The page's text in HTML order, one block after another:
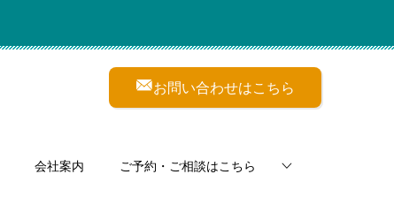
お問い合わせはこちら
会社案内 ご予約・ご相談はこちら